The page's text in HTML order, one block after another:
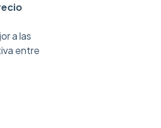
a las
entre